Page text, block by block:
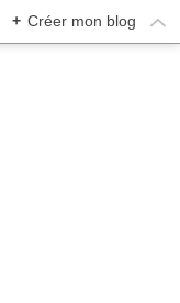
+ Créer mon blog